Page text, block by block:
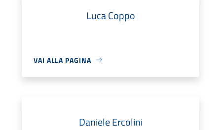
Luca Coppo
VAI ALLA PAGINA
Daniele Ercolini